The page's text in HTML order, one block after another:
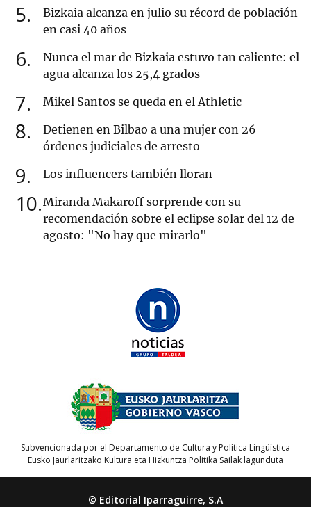
5
Bizkaia alcanza en julio su récord de población
en casi 40 años
6
Nunca el mar de Bizkaia estuvo tan caliente: el
agua alcanza los 25,4 grados
7 Mikel Santos se queda en el Athletic
8
Detienen en Bilbao a una mujer con 26
órdenes judiciales de arresto
9 Los influencers también lloran
10 Miranda Makaroff sorprende con su
recomendación sobre el eclipse solar del 12 de
agosto: "No hay que mirarlo"
Subvencionada por el Departamento de Cultura y Política Lingüística
Eusko Jaurlaritzako Kultura eta Hizkuntza Politika Sailak lagunduta
© Editorial Iparraguirre, S.A